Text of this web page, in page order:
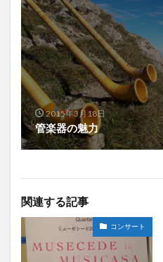
2015年3月18日
管楽器の魅力
関連する記事
コンサート